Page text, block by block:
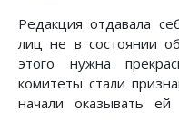
Редакция отдавала
лиц не в состоянии
этого нужна
комитеты стали
начали оказывать ей